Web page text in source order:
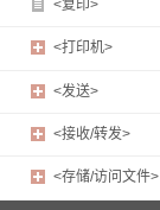
<复印>
<打印机>
<发送>
<接收/转发>
<存储/访问文件>